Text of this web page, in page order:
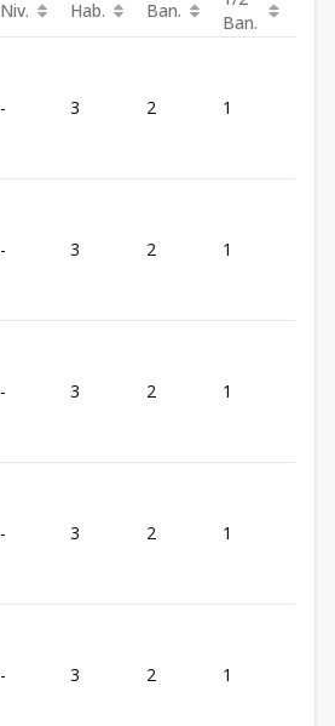
Niv. Hab. Ban.
Ban.
- 3 2 1
- 3 2 1
- 3 2 1
- 3 2 1
- 3 2 1